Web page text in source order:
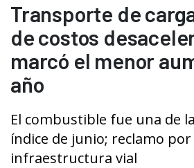
Transporte de
de costos
marcó el menor
año
El combustible fue una de
índice de junio; reclamo por
infraestructura vial